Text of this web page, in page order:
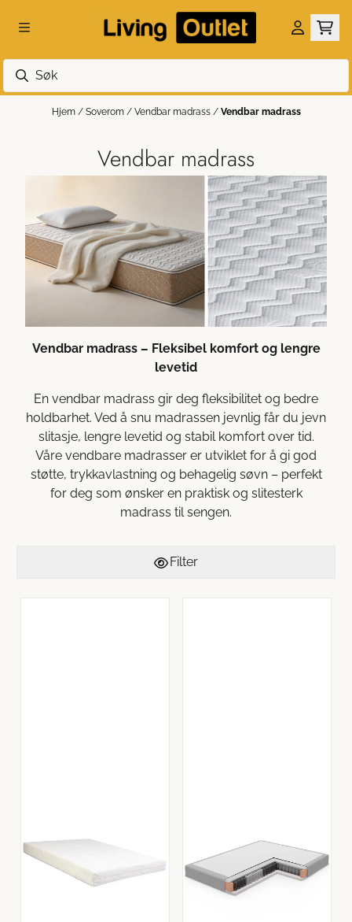
Hjem / Soverom / Vendbar madrass / Vendbar madrass
Vendbar madrass
Vendbar madrass – Fleksibel komfort og lengre
levetid
En vendbar madrass gir deg fleksibilitet og bedre
holdbarhet. Ved å snu madrassen jevnlig får du jevn
slitasje, lengre levetid og stabil komfort over tid.
Våre vendbare madrasser er utviklet for å gi god
støtte, trykkavlastning og behagelig søvn – perfekt
for deg som ønsker en praktisk og slitesterk
madrass til sengen.
Filter